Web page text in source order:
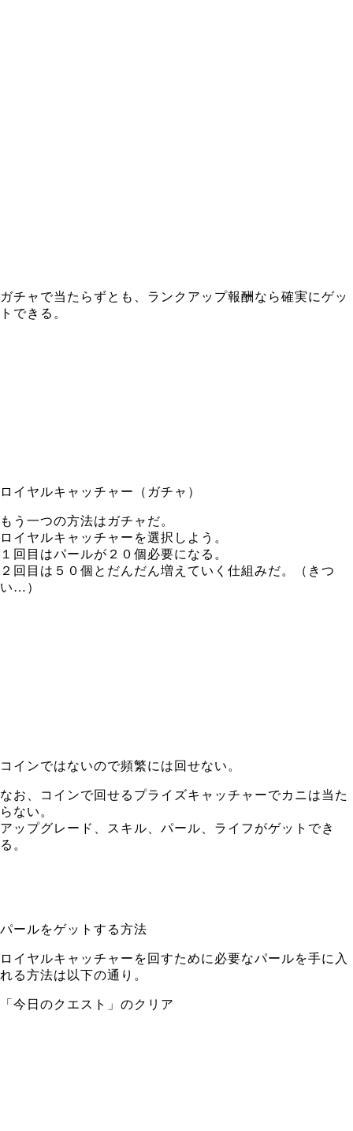
ガチャで当たらずとも、ランクアップ報酬なら確実にゲッ
トできる。
ロイヤルキャッチャー（ガチャ）
もう一つの方法はガチャだ。
ロイヤルキャッチャーを選択しよう。
１回目はパールが２０個必要になる。
２回目は５０個とだんだん増えていく仕組みだ。（きつ
い…）
コインではないので頻繁には回せない。
なお、コインで回せるプライズキャッチャーでカニは当た
らない。
アップグレード、スキル、パール、ライフがゲットでき
る。
パールをゲットする方法
ロイヤルキャッチャーを回すために必要なパールを手に入
れる方法は以下の通り。
「今日のクエスト」のクリア